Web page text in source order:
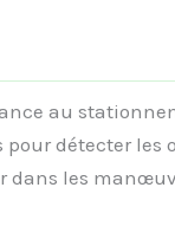
au
détecter les
dans les